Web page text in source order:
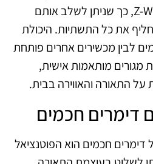
שונים, כגון Zigbee או Z-Wave, כך שניתן לשלב אותם
את כל התשתיות. היכולת
לבין מכשירים אחרים פותחת
מגורים מותאמות אישית,
התאורה והאווירה בבית.
דימרים חכמים
דימרים חכמים הוא הפוטנציאל